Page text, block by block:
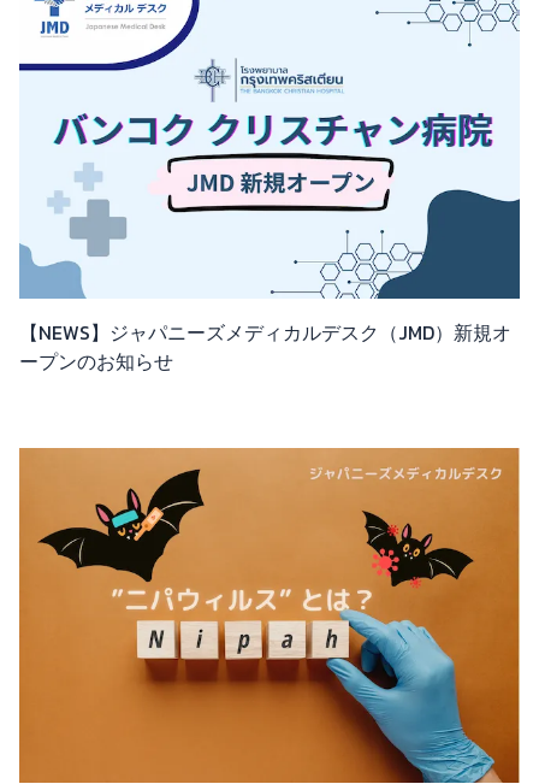
【NEWS】ジャパニーズメディカルデスク（JMD）新規オ
ープンのお知らせ